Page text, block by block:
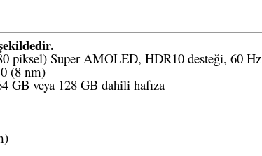
piksel) Super AMOLED, HDR10 desteği, 60 Hz
(8 nm)
GB veya 128 GB dahili hafıza